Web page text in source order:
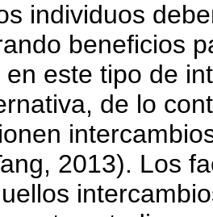
individuos
beneficios
este tipo de
de lo
2013). Los